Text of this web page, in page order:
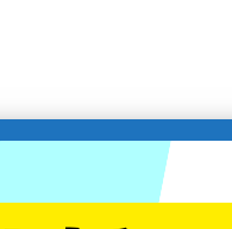
オウンドメディア
(求職者向け)